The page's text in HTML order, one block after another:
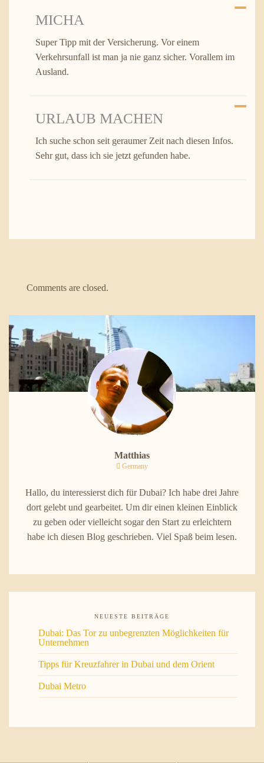
MICHA
Super Tipp mit der Versicherung. Vor einem
Verkehrsunfall ist man ja nie ganz sicher. Vorallem im
Ausland.
URLAUB MACHEN
Ich suche schon seit geraumer Zeit nach diesen Infos.
Sehr gut, dass ich sie jetzt gefunden habe.
Comments are closed.
Matthias
Germany
Hallo, du interessierst dich für Dubai? Ich habe drei Jahre
dort gelebt und gearbeitet. Um dir einen kleinen Einblick
zu geben oder vielleicht sogar den Start zu erleichtern
habe ich diesen Blog geschrieben. Viel Spaß beim lesen.
NEUESTE BEITRÄGE
Dubai: Das Tor zu unbegrenzten Möglichkeiten für
Unternehmen
Tipps für Kreuzfahrer in Dubai und dem Orient
Dubai Metro